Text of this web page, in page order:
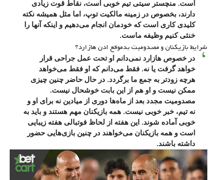
است. منچستر سیتی تیم خوبی است، نقاط قوت زیادی
دارند، بخصوص در زمینه مالکیت توپ، اما مثل همیشه نکته
کلیدی کاری است که خودمان انجام می‌دهیم و اینکه آنها را
خنثی کنیم وظیفه ماست.
شرایط بازیکنان و مصدومیت بدموقع ادن هازارد؟
در خصوص هازارد نمی‌دانم او تحت عمل جراحی قرار
خواهد گرفت یا نه. فقط می‌دانم که او فقط می‌خواهد
هرچه زودتر به جمع ما برگردد. در حال حاضر چنین چیزی
ممکن نیست و او هم از این بابت خوشحال نیست.
مصدومیت مجدد بعد از ماه‌ها دوری از میادین نه برای او و
نه تیم، خبر خوبی نیست. همه بازیکنان مهم هستند و باید به
خوبی آماده شوند. این هفته از لحاظ فوتبالی هفته زیبایی
است و همه بازیکنان می‌خواهند در چنین بازی‌هایی حضور
داشته باشند.